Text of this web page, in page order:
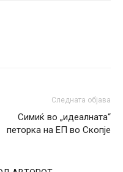
Следната објава
Симиќ во „идеалната“
петорка на ЕП во Скопје